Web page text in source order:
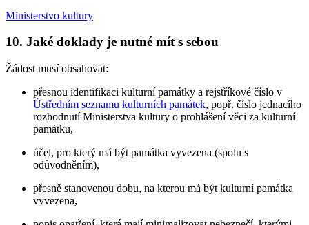
Ministerstvo kultury
10. Jaké doklady je nutné mít s sebou
Žádost musí obsahovat:
přesnou identifikaci kulturní památky a rejstříkové číslo v
Ústředním seznamu kulturních památek, popř. číslo jednacího
rozhodnutí Ministerstva kultury o prohlášení věci za kulturní
památku,
účel, pro který má být památka vyvezena (spolu s
odůvodněním),
přesně stanovenou dobu, na kterou má být kulturní památka
vyvezena,